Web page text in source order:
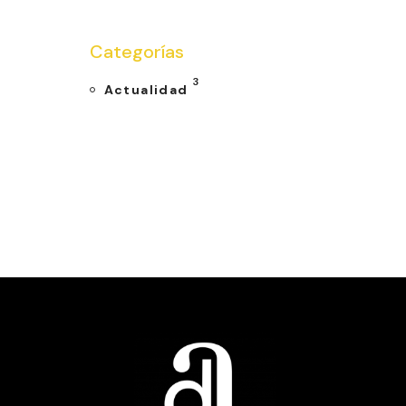
Categorías
Actualidad 3